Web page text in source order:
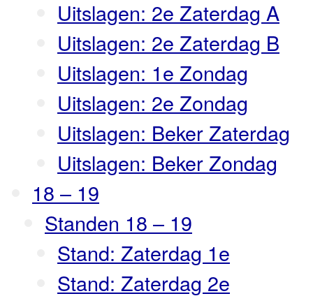
Uitslagen: 2e Zaterdag A
Uitslagen: 2e Zaterdag B
Uitslagen: 1e Zondag
Uitslagen: 2e Zondag
Uitslagen: Beker Zaterdag
Uitslagen: Beker Zondag
18 – 19
Standen 18 – 19
Stand: Zaterdag 1e
Stand: Zaterdag 2e